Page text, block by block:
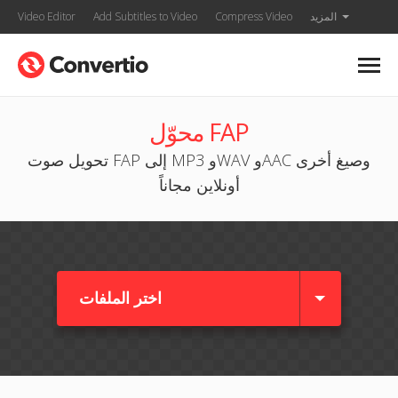
Video Editor Add Subtitles to Video Compress Video المزيد
محوّل FAP
تحويل صوت FAP إلى MP3 وWAV وAAC وصيغ أخرى
أونلاين مجاناً
اختر الملفات